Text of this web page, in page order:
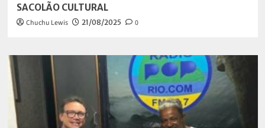
SACOLÃO CULTURAL
Chuchu Lewis 21/08/2025 0